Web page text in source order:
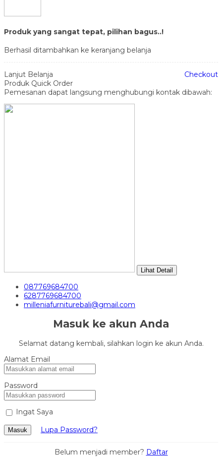
Produk yang sangat tepat, pilihan bagus..!
Berhasil ditambahkan ke keranjang belanja
Lanjut Belanja
Checkout
Produk Quick Order
Pemesanan dapat langsung menghubungi kontak dibawah:
Lihat Detail
087769684700
6287769684700
milleniafurniturebali@gmail.com
Masuk ke akun Anda
Selamat datang kembali, silahkan login ke akun Anda.
Alamat Email
Password
Ingat Saya
Masuk Lupa Password?
Belum menjadi member? Daftar